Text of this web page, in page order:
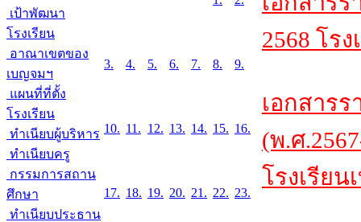
เป้าพัฒนา
โรงเรียน
อาณาเขตของ
เบญจมฯ
แผนที่ที่ตั้ง
โรงเรียน
ทำเนียบผู้บริหาร
ทำเนียบครู
กรรมการสถาน
ศึกษา
ทำเนียบประธาน
3. 4. 5. 6. 7. 8. 9.
10. 11. 12. 13. 14. 15. 16.
17. 18. 19. 20. 21. 22. 23.
2568 โร
เอกสาร
(พ.ศ
โรงเรีย